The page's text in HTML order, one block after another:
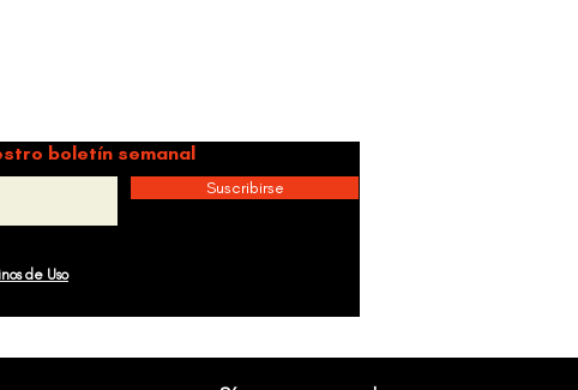
boletín semanal
Suscribirse
de Uso